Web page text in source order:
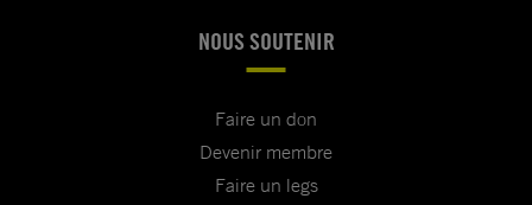
NOUS SOUTENIR
Faire un don
Devenir membre
Faire un legs